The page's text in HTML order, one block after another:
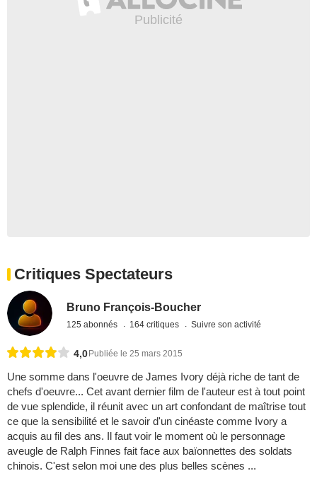
Critiques Spectateurs
Bruno François-Boucher
125 abonnés 164 critiques Suivre son activité
4,0 Publiée le 25 mars 2015
Une somme dans l'oeuvre de James Ivory déjà riche de tant de
chefs d'oeuvre... Cet avant dernier film de l'auteur est à tout point
de vue splendide, il réunit avec un art confondant de maîtrise tout
ce que la sensibilité et le savoir d'un cinéaste comme Ivory a
acquis au fil des ans. Il faut voir le moment où le personnage
aveugle de Ralph Finnes fait face aux baïonnettes des soldats
chinois. C'est selon moi une des plus belles scènes ...